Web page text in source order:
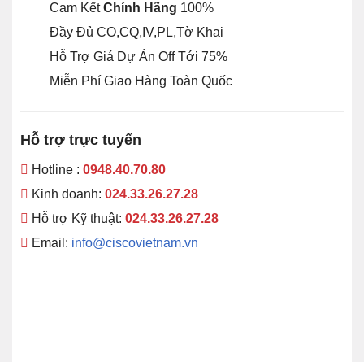
Cam KếtChính Hãng 100%
Đầy Đủ CO,CQ,IV,PL,Tờ Khai
Hỗ Trợ Giá Dự Án Off Tới 75%
Miễn Phí Giao Hàng Toàn Quốc
Hỗ trợ trực tuyến
Hotline : 0948.40.70.80
Kinh doanh: 024.33.26.27.28
Hỗ trợ Kỹ thuật: 024.33.26.27.28
Email: info@ciscovietnam.vn